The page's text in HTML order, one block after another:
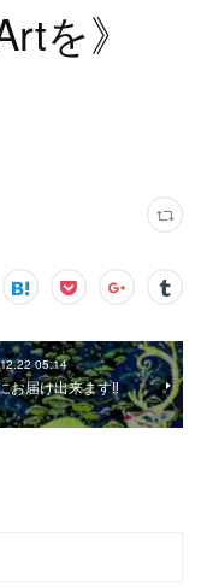
を》
05:14
お届け出来ます‼︎